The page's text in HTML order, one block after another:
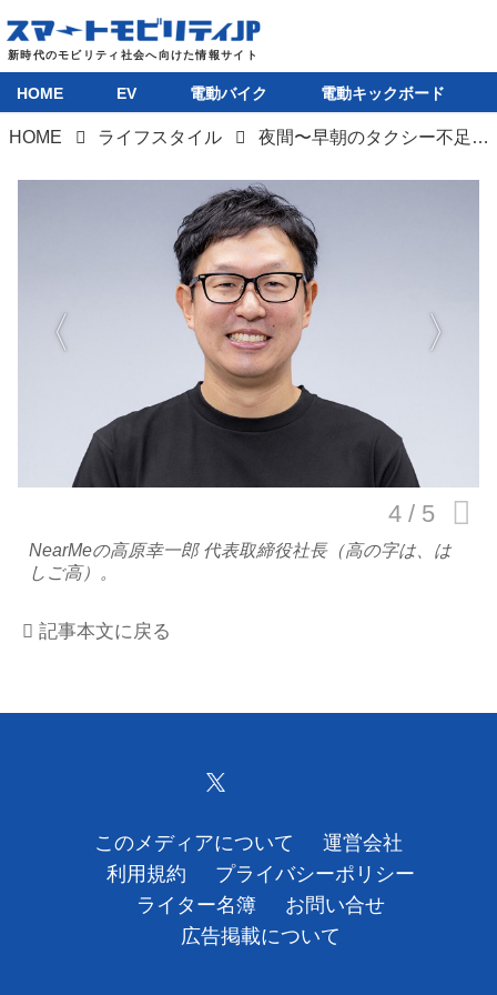
電動バイク
電動キックボード
ライフスタイル
テクノロジー
このメディアについて
運営会社
プライバシーポリシー
HOME EV 電動バイク 電動キックボード
HOME ライフスタイル 夜間〜早朝のタクシー不足を解消か。ニアミーと日の丸交通が相乗りできる「ナイトシャトル」サービス開始
NearMeの高原幸一郎 代表取締役社長（高の字は、は
しご高）。
記事本文に戻る
このメディアについて
運営会社
利用規約
プライバシーポリシー
ライター名簿
お問い合せ
広告掲載について